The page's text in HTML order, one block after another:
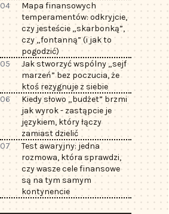
04
Mapa finansowych
temperamentów: odkryjcie,
czy jesteście „skarbonką”,
czy „fontanną” (i jak to
pogodzić)
05
Jak stworzyć wspólny „sejf
marzeń” bez poczucia, że
ktoś rezygnuje z siebie
06
Kiedy słowo „budżet” brzmi
jak wyrok - zastąpcie je
językiem, który łączy
zamiast dzielić
07
Test awaryjny: jedna
rozmowa, która sprawdzi,
czy wasze cele finansowe
są na tym samym
kontynencie